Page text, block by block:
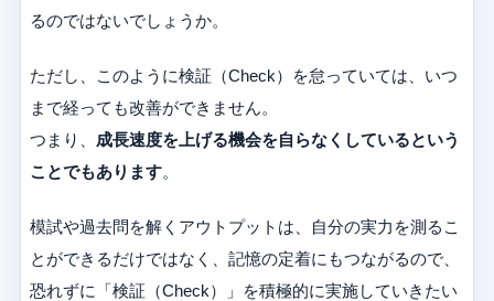
るのではないでしょうか。
ただし、このように検証（Check）を怠っていては、いつ
まで経っても改善ができません。
つまり、 成長速度を上げる機会を自らなくしているという
ことでもあります。
模試や過去問を解くアウトプットは、自分の実力を測るこ
とができるだけではなく、記憶の定着にもつながるので、
恐れずに「検証（Check）」を積極的に実施していきたい